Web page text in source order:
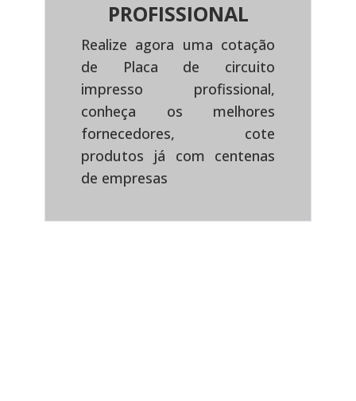
PROFISSIONAL
Realize agora uma cotação
de Placa de circuito
impresso profissional,
conheça os melhores
fornecedores, cote
produtos já com centenas
de empresas